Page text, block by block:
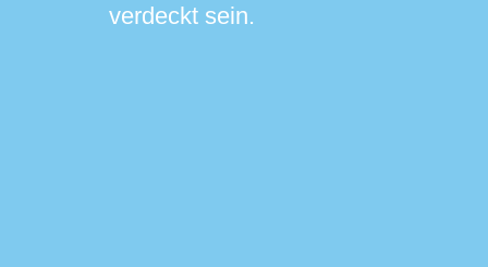
verdeckt sein.